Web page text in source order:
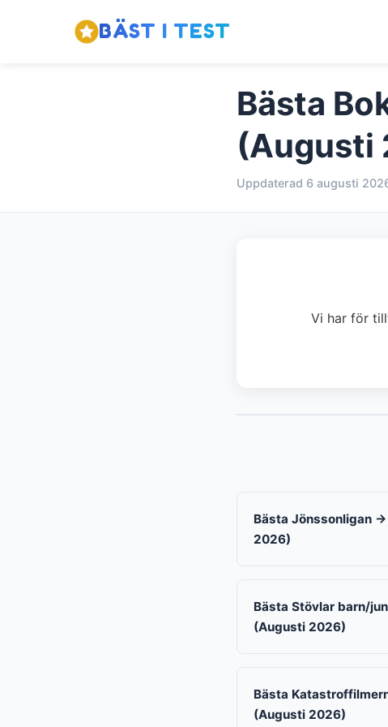
BÄST I TEST
Bästa
(Augusti
Uppdaterad 6 augusti
Vi har för
Bästa Jönssonligan
2026)
Bästa Stövlar barn/
(Augusti 2026)
Bästa
(Augusti 2026)